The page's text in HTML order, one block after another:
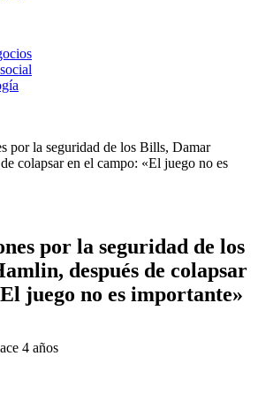
por la seguridad de los Bills, Damar
colapsar en el campo: «El juego no es
por la seguridad de los
después de colapsar
juego no es importante»
4 años